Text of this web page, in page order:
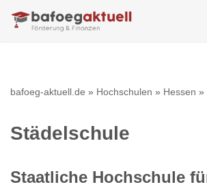
bafoeg-aktuell.de » Hochschulen » Hessen »
Städelschule
Staatliche Hochschule